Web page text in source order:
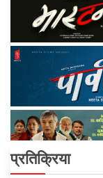
प्रतिक्रिया